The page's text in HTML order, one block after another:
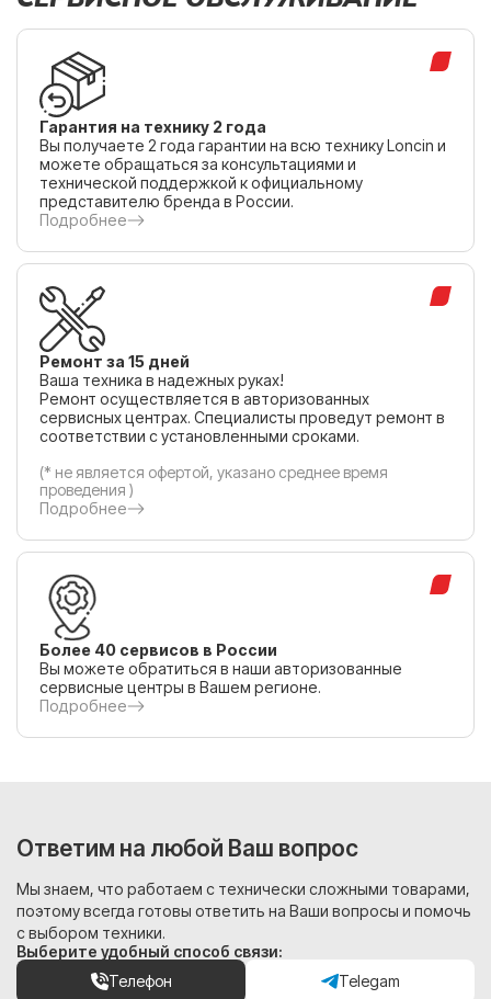
Гарантия на технику 2 года
Вы получаете 2 года гарантии на всю технику Loncin и
можете обращаться за консультациями и
технической поддержкой к официальному
представителю бренда в России.
Подробнее
Ремонт за 15 дней
Ваша техника в надежных руках!
Ремонт осуществляется в авторизованных
сервисных центрах. Специалисты проведут ремонт в
соответствии с установленными сроками.
(* не является офертой, указано среднее время
проведения )
Подробнее
Более 40 сервисов в России
Вы можете обратиться в наши авторизованные
сервисные центры в Вашем регионе.
Подробнее
Ответим на любой Ваш вопрос
Мы знаем, что работаем с технически сложными товарами,
поэтому всегда готовы ответить на Ваши вопросы и помочь
с выбором техники.
Выберите удобный способ связи:
Телефон
Telegam